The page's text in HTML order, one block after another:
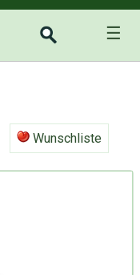
☰
Wunschliste